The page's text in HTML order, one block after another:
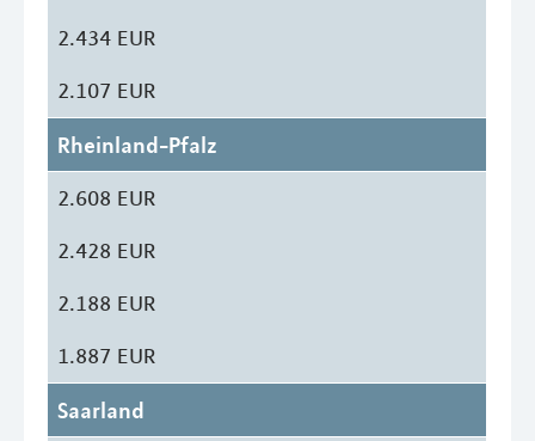
2.434 EUR
2.107 EUR
Rheinland-Pfalz
2.608 EUR
2.428 EUR
2.188 EUR
1.887 EUR
Saarland